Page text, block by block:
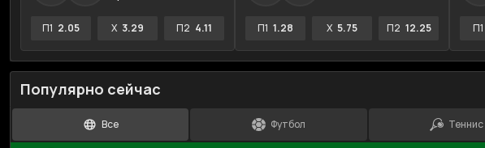
П1 2.05 X 3.29 П2 4.11 П1 1.28 X 5.75 П2 12.25 П1
Популярно сейчас
Все Футбол Теннис